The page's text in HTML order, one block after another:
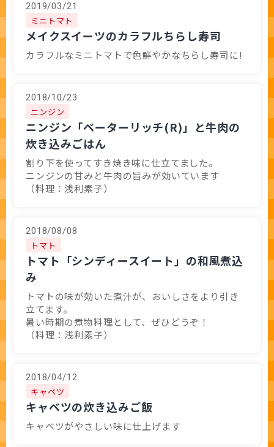
2019/03/21
ミニトマト
メイクスイーツのカラフルちらし寿司
カラフルなミニトマトで色鮮やかなちらし寿司に!
2018/10/23
ニンジン
ニンジン「ベーターリッチ(R)」と牛肉の
炊き込みごはん
割り下を使ってすき焼き味に仕立てました。
ニンジンの甘みと牛肉の旨みが効いています
（料理：浅利素子）
2018/08/08
トマト
トマト「シンディースイート」の和風煮込
み
トマトの味が効いた煮汁が、おいしさをより引き
立てます。
暑い時期の煮物料理として、ぜひどうぞ！
（料理：浅利素子）
2018/04/12
キャベツ
キャベツの炊き込みご飯
キャベツがやさしい味に仕上げます